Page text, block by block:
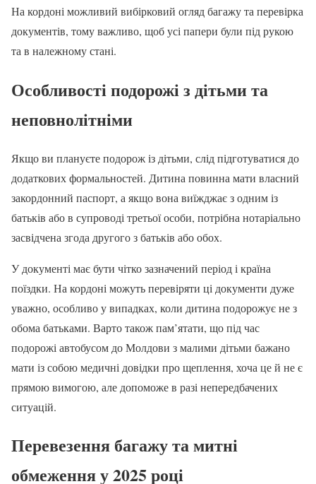
На кордоні можливий вибірковий огляд багажу та перевірка
документів, тому важливо, щоб усі папери були під рукою
та в належному стані.
Особливості подорожі з дітьми та
неповнолітніми
Якщо ви плануєте подорож із дітьми, слід підготуватися до
додаткових формальностей. Дитина повинна мати власний
закордонний паспорт, а якщо вона виїжджає з одним із
батьків або в супроводі третьої особи, потрібна нотаріально
засвідчена згода другого з батьків або обох.
У документі має бути чітко зазначений період і країна
поїздки. На кордоні можуть перевіряти ці документи дуже
уважно, особливо у випадках, коли дитина подорожує не з
обома батьками. Варто також пам’ятати, що під час
подорожі автобусом до Молдови з малими дітьми бажано
мати із собою медичні довідки про щеплення, хоча це й не є
прямою вимогою, але допоможе в разі непередбачених
ситуацій.
Перевезення багажу та митні
обмеження у 2025 році